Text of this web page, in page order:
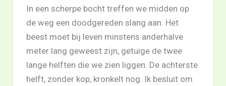
In een scherpe bocht treffen we midden op
de weg een doodgereden slang aan. Het
beest moet bij leven minstens anderhalve
meter lang geweest zijn, getuige de twee
lange helften die we zien liggen. De achterste
helft, zonder kop, kronkelt nog. Ik besluit om